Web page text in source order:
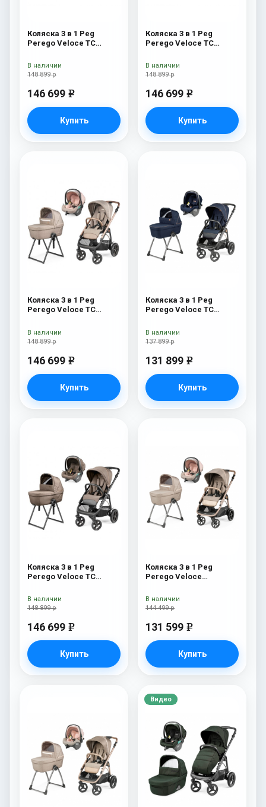
Коляска 3 в 1 Peg
Perego Veloce TC
Shine New
148 899 р
146 699 e
Купить
В наличии
Коляска 3 в 1 Peg
Perego Veloce TC
New
148 899 р
146 699 e
Купить
В наличии
Коляска 3 в 1 Peg
Perego Veloce TC
Amour New
148 899 р
146 699 e
Купить
В наличии
Коляска 3 в 1 Peg
Perego Veloce TC
Shine
137 899 р
131 899 e
Купить
В наличии
Коляска 3 в 1 Peg
Perego Veloce TC
Bark New
148 899 р
146 699 e
Купить
В наличии
Коляска 3 в 1 Peg
Perego Veloce
Amour
144 499 р
131 599 e
Купить
В наличии
Видео